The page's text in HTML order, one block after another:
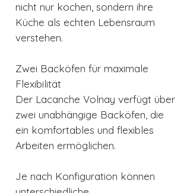
nicht nur kochen, sondern ihre
Küche als echten Lebensraum
verstehen.
Zwei Backöfen für maximale
Flexibilität
Der Lacanche Volnay verfügt über
zwei unabhängige Backöfen, die
ein komfortables und flexibles
Arbeiten ermöglichen.
Je nach Konfiguration können